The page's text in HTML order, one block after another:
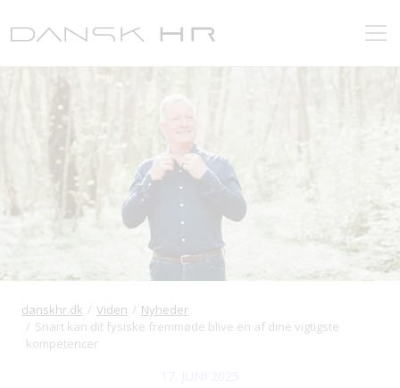
danskhr.dk Viden
Nyheder
Snart kan dit fysiske fremmøde blive en af dine vigtigste
kompetencer